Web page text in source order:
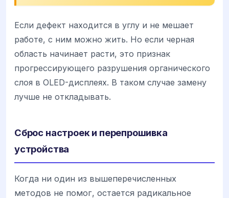
Если дефект находится в углу и не мешает
работе, с ним можно жить. Но если черная
область начинает расти, это признак
прогрессирующего разрушения органического
слоя в OLED-дисплеях. В таком случае замену
лучше не откладывать.
Сброс настроек и перепрошивка
устройства
Когда ни один из вышеперечисленных
методов не помог, остается радикальное